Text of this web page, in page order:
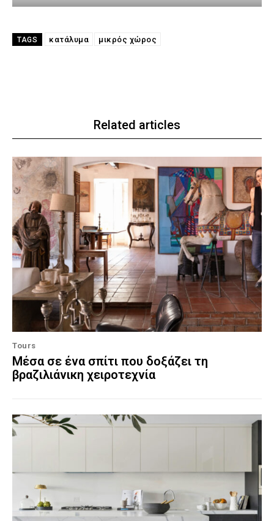
TAGS κατάλυμα μικρός χώρος
Related articles
Tours
Μέσα σε ένα σπίτι που δοξάζει τη
βραζιλιάνικη χειροτεχνία